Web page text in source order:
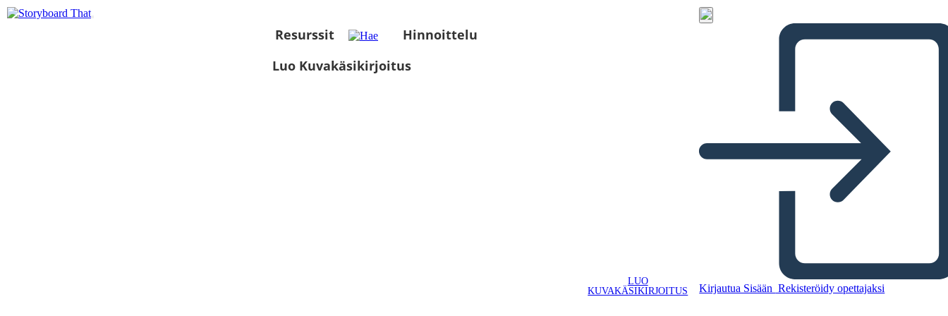
Resurssit
Hinnoittelu
Luo Kuvakäsikirjoitus
LUO
KUVAKÄSIKIRJOITUS
Kirjautua Sisään Rekisteröidy opettajaksi